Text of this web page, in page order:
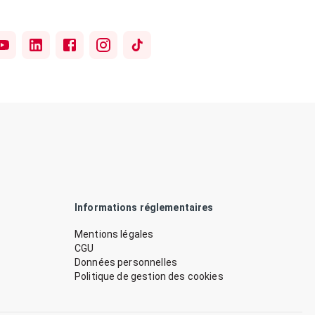
Informations réglementaires
Mentions légales
CGU
Données personnelles
Politique de gestion des cookies